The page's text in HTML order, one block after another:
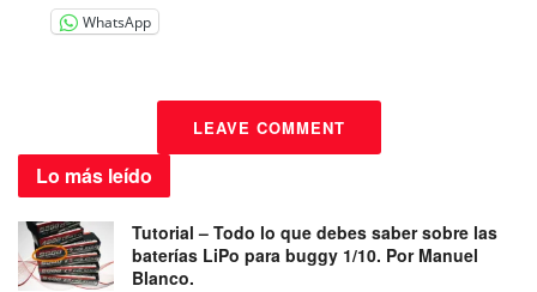
WhatsApp
LEAVE COMMENT
Lo más leído
Tutorial – Todo lo que debes saber sobre las
baterías LiPo para buggy 1/10. Por Manuel
Blanco.